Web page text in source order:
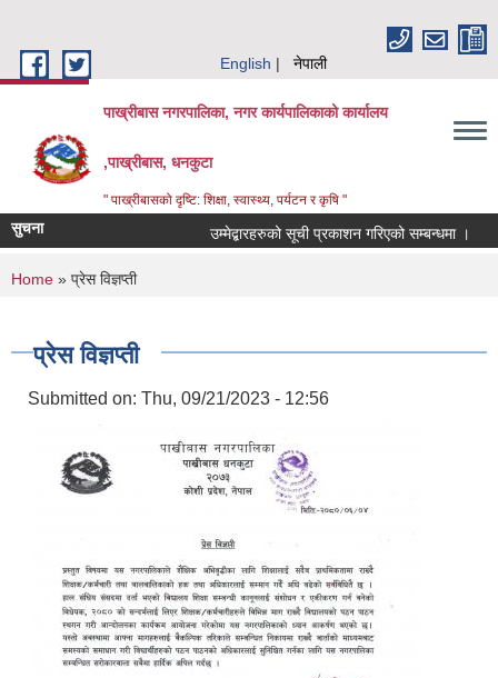
English नेपाली
पाख्रीबास नगरपालिका, नगर कार्यपालिकाको कार्यालय
,पाख्रीबास, धनकुटा
" पाख्रीबासको दृष्टि: शिक्षा, स्वास्थ्य, पर्यटन र कृषि "
सुचना उम्मेद्बारहरुको सूची प्रकाशन गरिएको सम्बन्धमा ।
You are here
Home » प्रेस विज्ञप्ती
प्रेस विज्ञप्ती
Submitted on: Thu, 09/21/2023 - 12:56